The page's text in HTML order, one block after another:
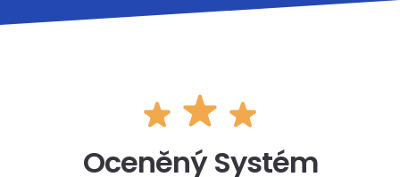
Oceněný Systém